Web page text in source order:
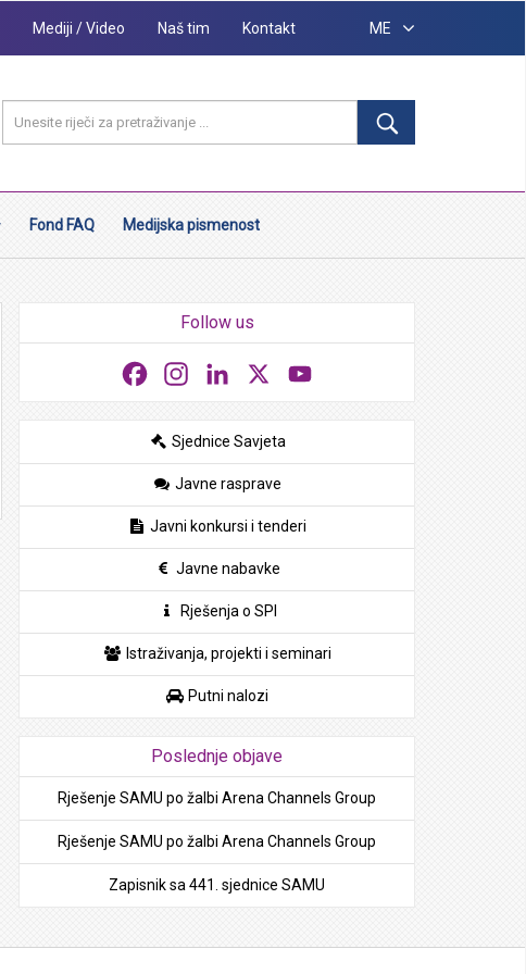
Mediji / Video Naš tim Kontakt ME
Fond FAQ Medijska pismenost
Follow us
FacebookInstagramLinkedIn
Sjednice Savjeta
Javne rasprave
Javni konkursi i tenderi
Javne nabavke
Rješenja o SPI
Istraživanja, projekti i seminari
Putni nalozi
Poslednje objave
Rješenje SAMU po žalbi Arena Channels Group
Rješenje SAMU po žalbi Arena Channels Group
Zapisnik sa 441. sjednice SAMU